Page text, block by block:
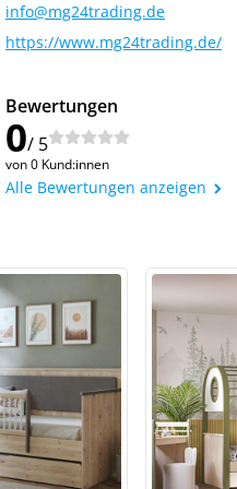
info@mg24trading.de
https://www.mg24trading.de/
Bewertungen
0/ 5
von 0 Kund:innen
Alle Bewertungen anzeigen
senden
Neuigkeiten und
für Marketingkommunikation